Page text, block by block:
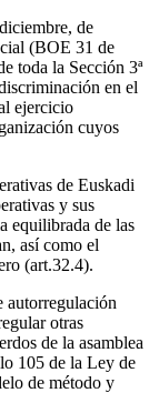
de
(BOE 31 de
toda la Sección 3ª
en el
ejercicio
cuyos
de Euskadi
y sus
equilibrada de las
así como el
(art.32.4).
autorregulación
otras
de la asamblea
105 de la Ley de
de método y